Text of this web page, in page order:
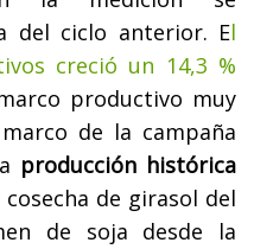
del ciclo anterior. El
creció un 14,3 %
productivo muy
de la campaña
producción histórica
de girasol del
de soja desde la